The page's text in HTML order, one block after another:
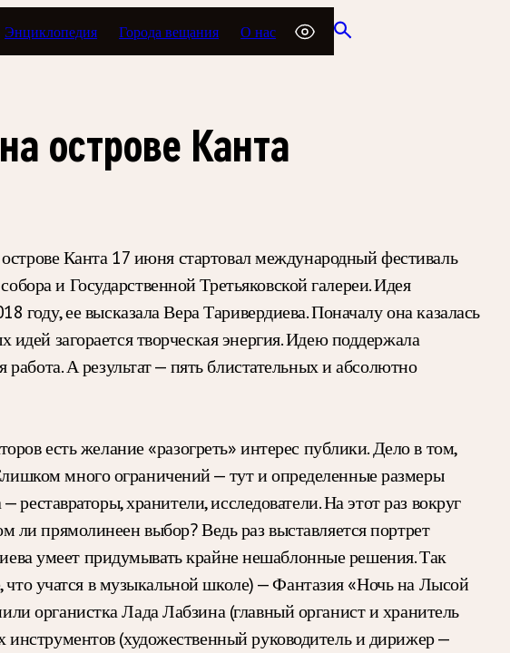
Энциклопедия Города вещания О нас
острове Канта
Канта 17 июня стартовал международный фестиваль
и Государственной Третьяковской галереи. Идея
году, ее высказала Вера Таривердиева. Поначалу она казалась
загорается творческая энергия. Идею поддержала
А результат — пять блистательных и абсолютно
есть желание «разогреть» интерес публики. Дело в том,
много ограничений — тут и определенные размеры
хранители, исследователи. На этот раз вокруг
прямолинеен выбор? Ведь раз выставляется портрет
умеет придумывать крайне нешаблонные решения. Так
что учатся в музыкальной школе) — Фантазия «Ночь на Лысой
органистка Лада Лабзина (главный органист и хранитель
инструментов (художественный руководитель и дирижер —